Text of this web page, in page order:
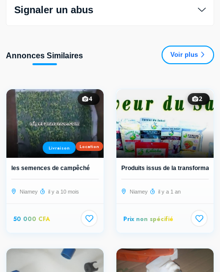
Signaler un abus
Annonces Similaires Voir plus
4
Location
Livraison
les semences de campêché
Niamey il y a 10 mois
50 000 CFA
2
Produits issus de la
Niamey il y a 1 an
Prix non spécifié